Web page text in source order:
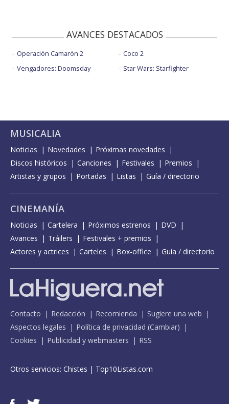
AVANCES DESTACADOS
Operación Camarón 2
Vengadores: Doomsday
Coco 2
Star Wars: Starfighter
MUSICALIA
Noticias Novedades
Próximas novedades
Discos históricos
Canciones Festivales
Premios
Artistas y grupos
Portadas Listas Guía / directorio
CINEMANÍA
Noticias Cartelera Próximos estrenos
DVD
Avances
Tráilers
Festivales + premios
Actores y actrices
Carteles Box-office Guía / directorio
Contacto Redacción Recomienda
Sugiere una web
Aspectos legales
Política de privacidad (Cambiar)
Cookies
Publicidad y webmasters RSS
Otros servicios: Chistes | Top10Listas.com